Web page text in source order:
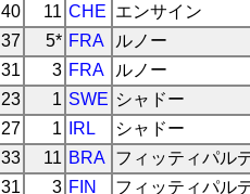
40 11 CHE エンサイン
37 5* FRA
ルノー
31 3 FRA
ルノー
23 1 SWE シャドー
27 1 IRL
シャドー
33 11 BRA フィッティパル
31 3 FIN
フィッティパル